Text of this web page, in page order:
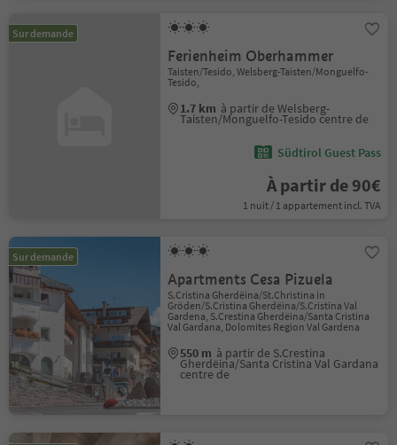
Sur demande
Ferienheim Oberhammer
Taisten/Tesido, Welsberg-Taisten/Monguelfo-
Tesido,
1.7 km à partir de Welsberg-
Taisten/Monguelfo-Tesido centre de
Südtirol Guest Pass
À partir de 90€
1 nuit / 1 appartement incl. TVA
Sur demande
Apartments Cesa Pizuela
S.Cristina Gherdëina/St.Christina in
Gröden/S.Cristina Gherdëina/S.Cristina Val
Gardena, S.Crestina Gherdëina/Santa Cristina
Val Gardana, Dolomites Region Val Gardena
550 m à partir de S.Crestina
Gherdëina/Santa Cristina Val Gardana
centre de